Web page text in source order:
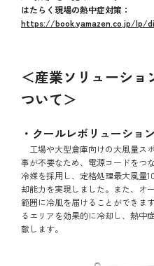
はたらく現場の熱中症対策：
https://book.yamazen.co.jp/lp/
＜産業ソリューショ
ついて＞
・クールレボリューシ
工場や大型倉庫向けの大風量ス
事が不要なため、電源コードをつ
冷媒を採用し、定格処理最大風
却能力を実現しました。また、オ
範囲に冷風を届けることができま
るエリアを効果的に冷却し、熱中
献します。